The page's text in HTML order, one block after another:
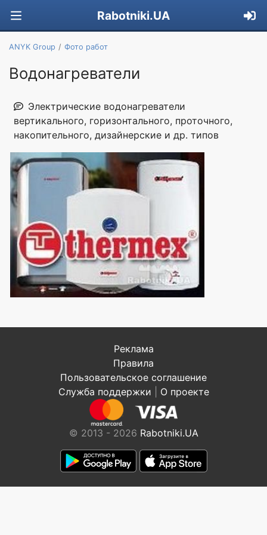
Rabotniki.UA
ANYK Group Фото работ
Водонагреватели
Электрические водонагреватели
вертикального, горизонтального, проточного,
накопительного, дизайнерские и др. типов
Реклама
Правила
Пользовательское соглашение
Служба поддержки
О проекте
© 2013 - 2026 Rabotniki.UA